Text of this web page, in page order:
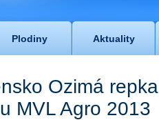
Plodiny Aktuality
Ozimá
MVL Agro 2013